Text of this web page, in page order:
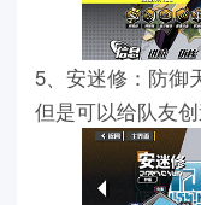
5、安迷修：防御
但是可以给队友